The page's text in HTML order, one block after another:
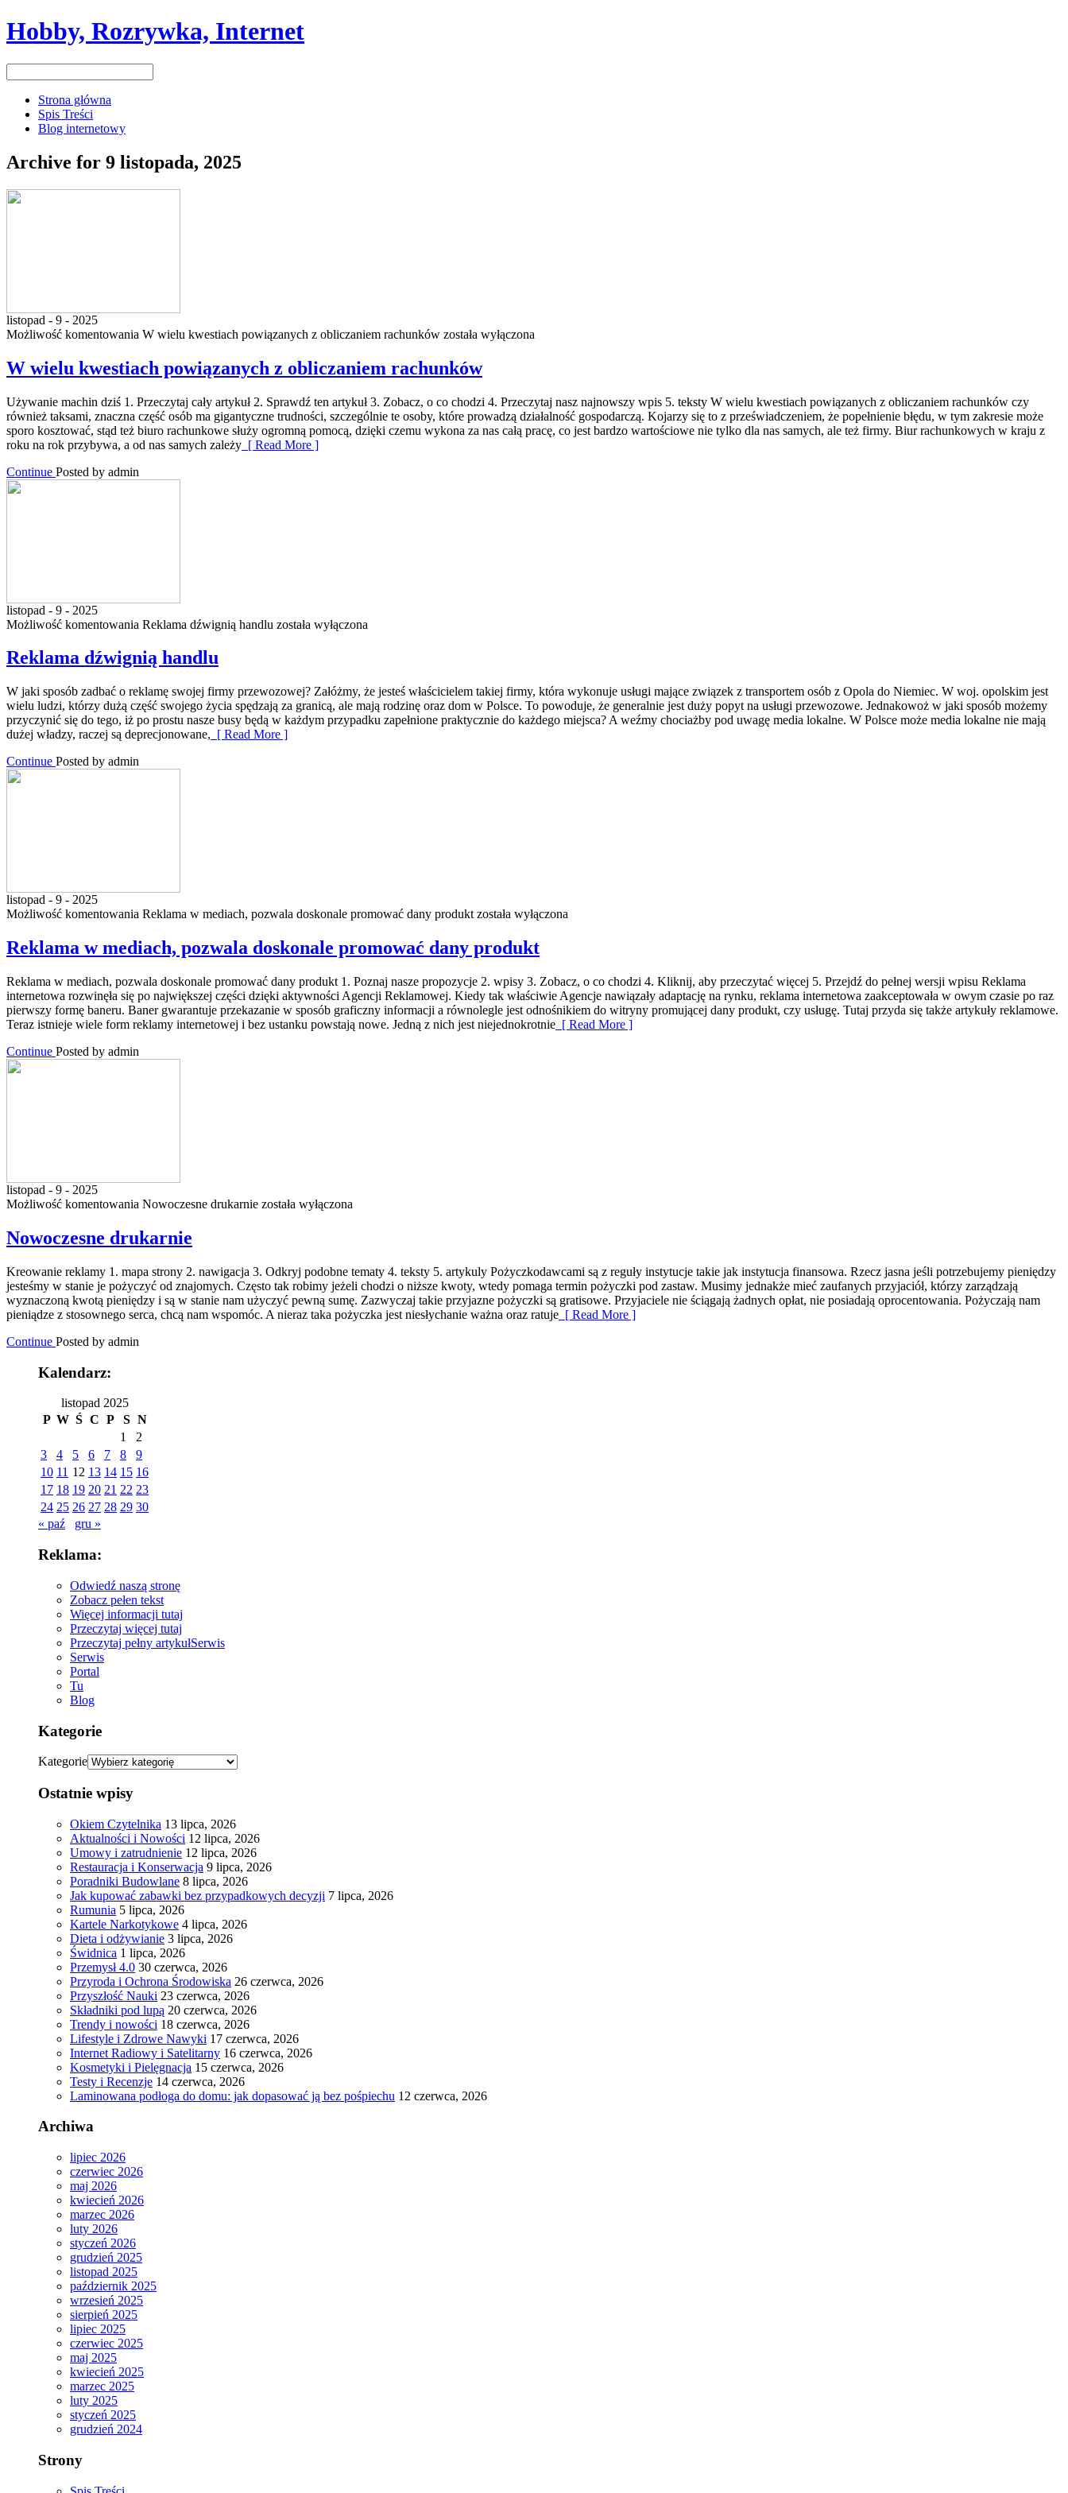
Hobby, Rozrywka, Internet
Strona główna
Spis Treści
Blog internetowy
Archive for 9 listopada, 2025
listopad - 9 - 2025
Możliwość komentowania W wielu kwestiach powiązanych z obliczaniem rachunków została wyłączona
W wielu kwestiach powiązanych z obliczaniem rachunków
Używanie machin dziś 1. Przeczytaj cały artykuł 2. Sprawdź ten artykuł 3. Zobacz, o co chodzi 4. Przeczytaj nasz najnowszy wpis 5. teksty W wielu kwestiach powiązanych z obliczaniem rachunków czy
również taksami, znaczna część osób ma gigantyczne trudności, szczególnie te osoby, które prowadzą działalność gospodarczą. Kojarzy się to z przeświadczeniem, że popełnienie błędu, w tym zakresie może
sporo kosztować, stąd też biuro rachunkowe służy ogromną pomocą, dzięki czemu wykona za nas całą pracę, co jest bardzo wartościowe nie tylko dla nas samych, ale też firmy. Biur rachunkowych w kraju z
roku na rok przybywa, a od nas samych zależy [ Read More ]
Continue Posted by admin
listopad - 9 - 2025
Możliwość komentowania Reklama dźwignią handlu została wyłączona
Reklama dźwignią handlu
W jaki sposób zadbać o reklamę swojej firmy przewozowej? Załóżmy, że jesteś właścicielem takiej firmy, która wykonuje usługi mające związek z transportem osób z Opola do Niemiec. W woj. opolskim jest
wielu ludzi, którzy dużą część swojego życia spędzają za granicą, ale mają rodzinę oraz dom w Polsce. To powoduje, że generalnie jest duży popyt na usługi przewozowe. Jednakowoż w jaki sposób możemy
przyczynić się do tego, iż po prostu nasze busy będą w każdym przypadku zapełnione praktycznie do każdego miejsca? A weźmy chociażby pod uwagę media lokalne. W Polsce może media lokalne nie mają
dużej władzy, raczej są deprecjonowane, [ Read More ]
Continue Posted by admin
listopad - 9 - 2025
Możliwość komentowania Reklama w mediach, pozwala doskonale promować dany produkt została wyłączona
Reklama w mediach, pozwala doskonale promować dany produkt
Reklama w mediach, pozwala doskonale promować dany produkt 1. Poznaj nasze propozycje 2. wpisy 3. Zobacz, o co chodzi 4. Kliknij, aby przeczytać więcej 5. Przejdź do pełnej wersji wpisu Reklama
internetowa rozwinęła się po największej części dzięki aktywności Agencji Reklamowej. Kiedy tak właściwie Agencje nawiązały adaptację na rynku, reklama internetowa zaakceptowała w owym czasie po raz
pierwszy formę baneru. Baner gwarantuje przekazanie w sposób graficzny informacji a równolegle jest odnośnikiem do witryny promującej dany produkt, czy usługę. Tutaj przyda się także artykuły reklamowe.
Teraz istnieje wiele form reklamy internetowej i bez ustanku powstają nowe. Jedną z nich jest niejednokrotnie [ Read More ]
Continue Posted by admin
listopad - 9 - 2025
Możliwość komentowania Nowoczesne drukarnie została wyłączona
Nowoczesne drukarnie
Kreowanie reklamy 1. mapa strony 2. nawigacja 3. Odkryj podobne tematy 4. teksty 5. artykuly Pożyczkodawcami są z reguły instytucje takie jak instytucja finansowa. Rzecz jasna jeśli potrzebujemy pieniędzy
jesteśmy w stanie je pożyczyć od znajomych. Często tak robimy jeżeli chodzi o niższe kwoty, wtedy pomaga termin pożyczki pod zastaw. Musimy jednakże mieć zaufanych przyjaciół, którzy zarządzają
wyznaczoną kwotą pieniędzy i są w stanie nam użyczyć pewną sumę. Zazwyczaj takie przyjazne pożyczki są gratisowe. Przyjaciele nie ściągają żadnych opłat, nie posiadają oprocentowania. Pożyczają nam
pieniądze z stosownego serca, chcą nam wspomóc. A nieraz taka pożyczka jest niesłychanie ważna oraz ratuje [ Read More ]
Continue Posted by admin
Kalendarz:
listopad 2025
P W Ś C P S N
1
2
3
4 5 6 7 8
9
10 11 12 13 14 15 16
17 18 19 20 21 22 23
24 25 26 27 28 29 30
« paź
gru »
Reklama:
Odwiedź naszą stronę
Zobacz pełen tekst
Więcej informacji tutaj
Przeczytaj więcej tutaj
Przeczytaj pełny artykułSerwis
Serwis
Portal
Tu
Blog
Kategorie
Kategorie
Ostatnie wpisy
Okiem Czytelnika 13 lipca, 2026
Aktualności i Nowości 12 lipca, 2026
Umowy i zatrudnienie 12 lipca, 2026
Restauracja i Konserwacja 9 lipca, 2026
Poradniki Budowlane 8 lipca, 2026
Jak kupować zabawki bez przypadkowych decyzji 7 lipca, 2026
Rumunia 5 lipca, 2026
Kartele Narkotykowe 4 lipca, 2026
Dieta i odżywianie 3 lipca, 2026
Świdnica 1 lipca, 2026
Przemysł 4.0 30 czerwca, 2026
Przyroda i Ochrona Środowiska 26 czerwca, 2026
Przyszłość Nauki 23 czerwca, 2026
Składniki pod lupą 20 czerwca, 2026
Trendy i nowości 18 czerwca, 2026
Lifestyle i Zdrowe Nawyki 17 czerwca, 2026
Internet Radiowy i Satelitarny 16 czerwca, 2026
Kosmetyki i Pielęgnacja 15 czerwca, 2026
Testy i Recenzje 14 czerwca, 2026
Laminowana podłoga do domu: jak dopasować ją bez pośpiechu 12 czerwca, 2026
Archiwa
lipiec 2026
czerwiec 2026
maj 2026
kwiecień 2026
marzec 2026
luty 2026
styczeń 2026
grudzień 2025
listopad 2025
październik 2025
wrzesień 2025
sierpień 2025
lipiec 2025
czerwiec 2025
maj 2025
kwiecień 2025
marzec 2025
luty 2025
styczeń 2025
grudzień 2024
Strony